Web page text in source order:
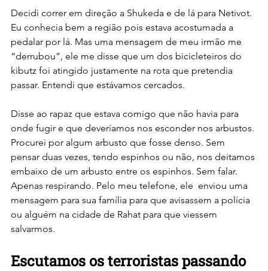
Decidi correr em direção a Shukeda e de lá para Netivot.
Eu conhecia bem a região pois estava acostumada a
pedalar por lá. Mas uma mensagem de meu irmão me
“derrubou”, ele me disse que um dos bicicleteiros do
kibutz foi atingido justamente na rota que pretendia
passar. Entendi que estávamos cercados.
Disse ao rapaz que estava comigo que não havia para
onde fugir e que deveríamos nos esconder nos arbustos.
Procurei por algum arbusto que fosse denso. Sem
pensar duas vezes, tendo espinhos ou não, nos deitamos
embaixo de um arbusto entre os espinhos. Sem falar.
Apenas respirando. Pelo meu telefone, ele  enviou uma
mensagem para sua família para que avisassem a polícia
ou alguém na cidade de Rahat para que viessem
salvarmos.
Escutamos os terroristas passando